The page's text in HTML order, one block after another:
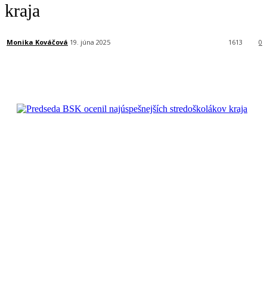
kraja
Monika Kováčová 19. júna 2025 0
1613